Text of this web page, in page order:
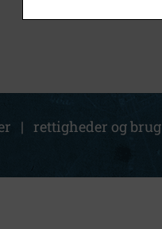
| rettigheder og brug